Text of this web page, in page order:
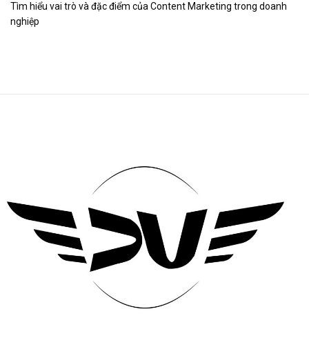
Tìm hiểu vai trò và đặc điểm của Content Marketing trong doanh
nghiệp